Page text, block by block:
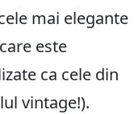
mai elegante
este
ca cele din
vintage!).